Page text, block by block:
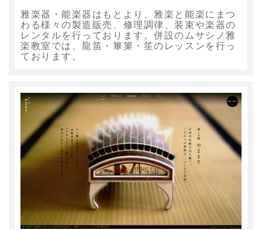
雅楽器・能楽器はもとより、雅楽と能楽にまつ
わる様々の製造販売、修理調律、装束や楽器の
レンタルを行っております。併設のムサシノ雅
楽教室では、龍笛・篳篥・笙のレッスンを行っ
ております。